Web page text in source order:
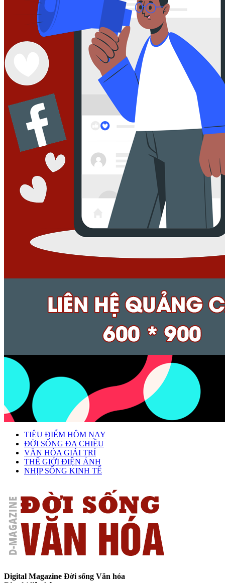
TIÊU ĐIỂM HÔM NAY
ĐỜI SỐNG ĐA CHIỀU
VĂN HÓA GIẢI TRÍ
THẾ GIỚI ĐIỆN ẢNH
NHỊP SỐNG KINH TẾ
Digital Magazine Đời sống Văn hóa